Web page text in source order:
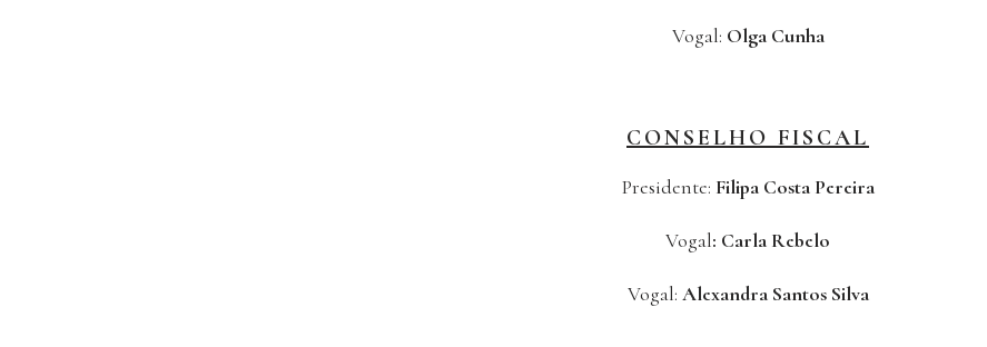
Vogal: Olga Cunha
CONSELHO FISCAL
Presidente: Filipa Costa Pereira
Vogal: Carla Rebelo
Vogal: Alexandra Santos Silva